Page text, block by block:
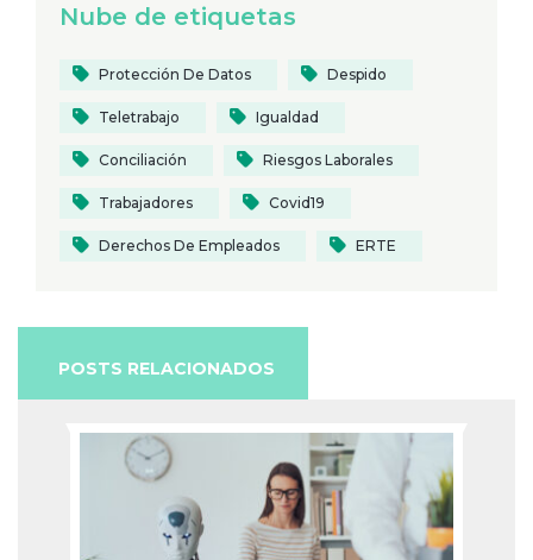
Nube de etiquetas
Protección De Datos Despido
Teletrabajo Igualdad
Conciliación Riesgos Laborales
Trabajadores Covid19
Derechos De Empleados ERTE
POSTS RELACIONADOS